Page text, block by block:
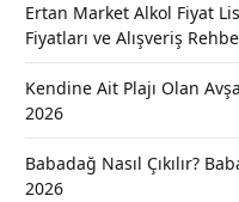
Ertan Market Alkol Fiyat
Fiyatları ve Alışveriş
Kendine Ait Plajı Olan
2026
Babadağ Nasıl Çıkılır?
2026